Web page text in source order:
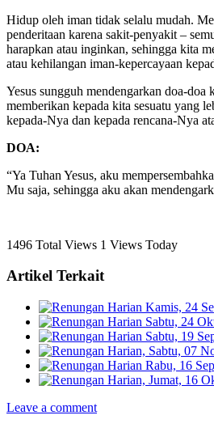
Hidup oleh iman tidak selalu mudah.
penderitaan karena sakit-penyakit –
harapkan atau inginkan, sehingga kita
atau kehilangan iman-kepercayaan
Yesus sungguh mendengarkan doa-doa
memberikan kepada kita sesuatu yang
kepada-Nya dan kepada rencana-Nya
DOA:
“Ya Tuhan Yesus, aku
Mu saja, sehingga aku akan
1496 Total Views 1 Views Today
Artikel Terkait
Leave a comment